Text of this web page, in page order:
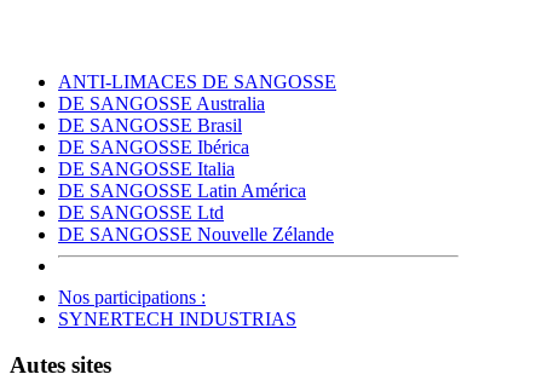
ANTI-LIMACES DE SANGOSSE
DE SANGOSSE Australia
DE SANGOSSE Brasil
DE SANGOSSE Ibérica
DE SANGOSSE Italia
DE SANGOSSE Latin América
DE SANGOSSE Ltd
DE SANGOSSE Nouvelle Zélande
Nos participations :
SYNERTECH INDUSTRIAS
Autes sites